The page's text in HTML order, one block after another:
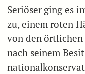
Seriöser ging es
zu, einem roten
von den örtlichen
nach seinem